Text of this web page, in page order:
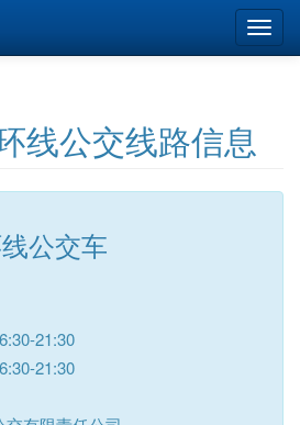
线公交线路信息
公交车
21:30
21:30